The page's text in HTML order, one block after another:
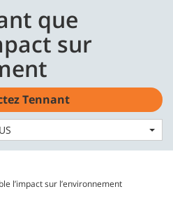
l’impact sur l’environnement
que
sur
Tennant